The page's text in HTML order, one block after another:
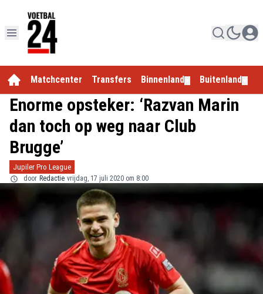
Matchcenter Transfers Binnenland Buitenland
Enorme opsteker: ‘Razvan Marin
dan toch op weg naar Club
Brugge’
Jupiler Pro League
door Redactie vrijdag, 17 juli 2020 om 8:00